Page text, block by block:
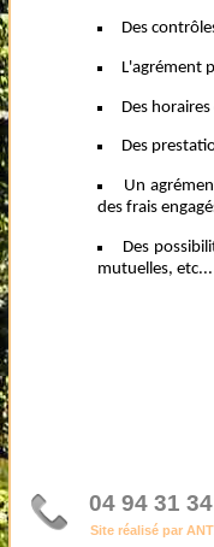
Des
L'agrément
Des
Des
Un
des frais
Des
mutuelles, etc...
04 94 31
Site réalisé par